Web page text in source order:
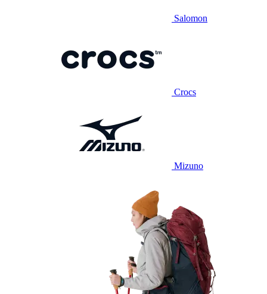
Salomon
Crocs
Mizuno